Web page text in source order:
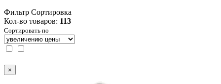
Фильтр Сортировка
Кол-во товаров: 113
Сортировать по
×